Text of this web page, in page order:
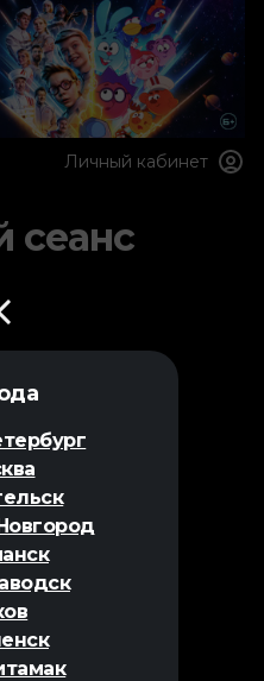
Личный кабинет
сеанс